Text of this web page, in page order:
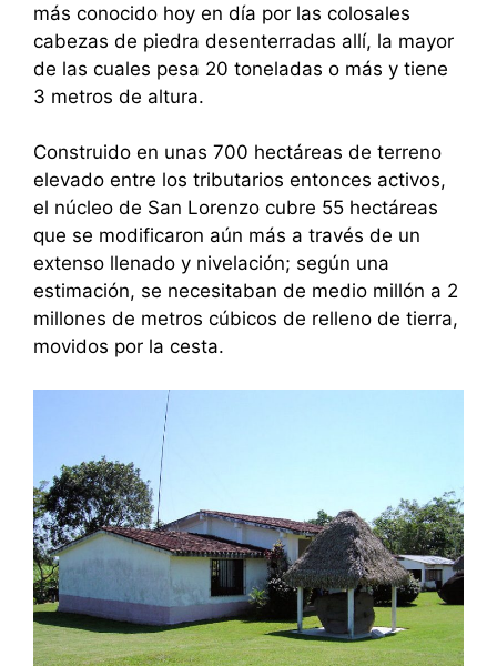
más conocido hoy en día por las colosales
cabezas de piedra desenterradas allí, la mayor
de las cuales pesa 20 toneladas o más y tiene
3 metros de altura.
Construido en unas 700 hectáreas de terreno
elevado entre los tributarios entonces activos,
el núcleo de San Lorenzo cubre 55 hectáreas
que se modificaron aún más a través de un
extenso llenado y nivelación; según una
estimación, se necesitaban de medio millón a 2
millones de metros cúbicos de relleno de tierra,
movidos por la cesta.